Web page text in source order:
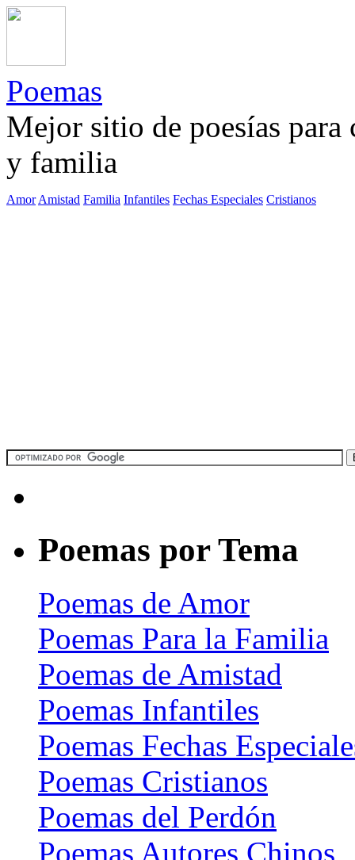
Poemas
Mejor sitio de poesías
y familia
Amor Amistad Familia Infantiles Fechas Especiales Cristianos
Poemas por Tema
Poemas de Amor
Poemas Para la Familia
Poemas de Amistad
Poemas Infantiles
Poemas Fechas
Poemas Cristianos
Poemas del Perdón
Poemas Autores Chinos